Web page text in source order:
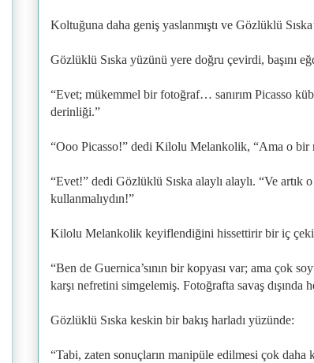
Koltuğuna daha geniş yaslanmıştı ve Gözlüklü
Gözlüklü Sıska yüzünü yere doğru çevirdi, başını
“Evet; mükemmel bir fotoğraf… sanırım Picasso
derinliği.”
“Ooo Picasso!” dedi Kilolu Melankolik, “Ama o bir
“Evet!” dedi Gözlüklü Sıska alaylı alaylı. “Ve artık
kullanmalıydın!”
Kilolu Melankolik keyiflendiğini hissettirir bir iç
“Ben de Guernica’sının bir kopyası var; ama çok
karşı nefretini simgelemiş. Fotoğrafta savaş dışında
Gözlüklü Sıska keskin bir bakış harladı yüzünde:
“Tabi, zaten sonuçların manipüle edilmesi çok daha